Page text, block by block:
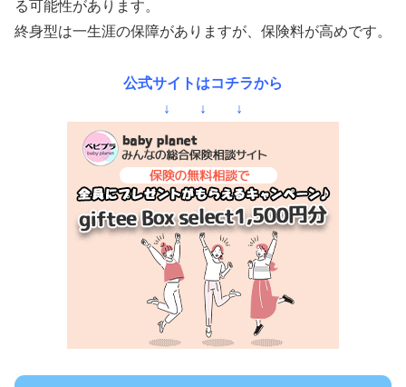
る可能性があります。
終身型は一生涯の保障がありますが、保険料が高めです。
公式サイトはコチラから
↓ ↓ ↓